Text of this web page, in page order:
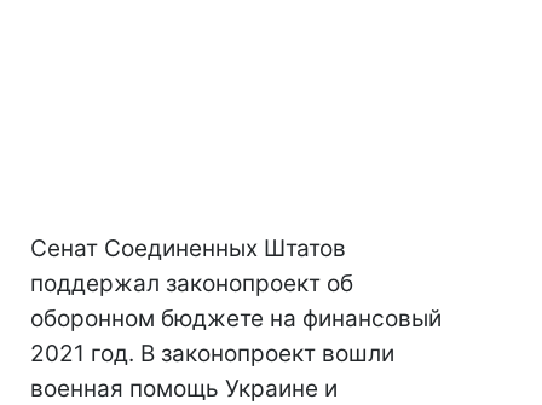
Сенат Соединенных Штатов
поддержал законопроект об
оборонном бюджете на финансовый
2021 год. В законопроект вошли
военная помощь Украине и